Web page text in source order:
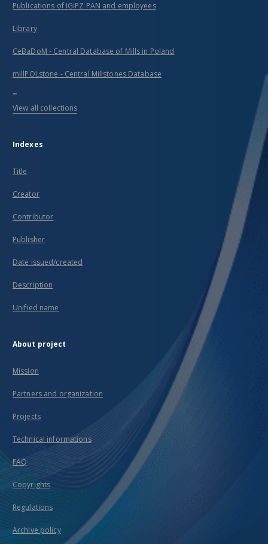
Publications of IGiPZ PAN and employees
Library
CeBaDoM - Central Database of Mills in Poland
millPOLstone - Central Millstones Database
...
View all collections
Indexes
Title
Creator
Contributor
Publisher
Date issued/created
Description
Unified name
About project
Mission
Partners and organization
Projects
Technical informations
FAQ
Copyrights
Regulations
Archive policy